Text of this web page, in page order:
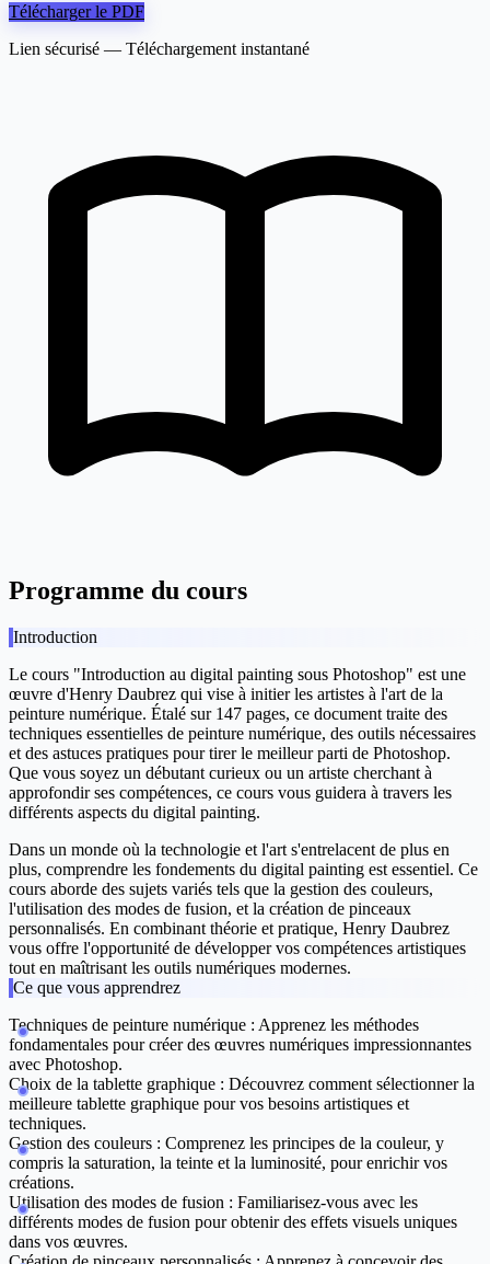
Télécharger le PDF
Lien sécurisé — Téléchargement instantané
Programme du cours
Introduction
Le cours "Introduction au digital painting sous Photoshop" est une
œuvre d'Henry Daubrez qui vise à initier les artistes à l'art de la
peinture numérique. Étalé sur 147 pages, ce document traite des
techniques essentielles de peinture numérique, des outils nécessaires
et des astuces pratiques pour tirer le meilleur parti de Photoshop.
Que vous soyez un débutant curieux ou un artiste cherchant à
approfondir ses compétences, ce cours vous guidera à travers les
différents aspects du digital painting.
Dans un monde où la technologie et l'art s'entrelacent de plus en
plus, comprendre les fondements du digital painting est essentiel. Ce
cours aborde des sujets variés tels que la gestion des couleurs,
l'utilisation des modes de fusion, et la création de pinceaux
personnalisés. En combinant théorie et pratique, Henry Daubrez
vous offre l'opportunité de développer vos compétences artistiques
tout en maîtrisant les outils numériques modernes.
Ce que vous apprendrez
Techniques de peinture numérique : Apprenez les méthodes
fondamentales pour créer des œuvres numériques impressionnantes
avec Photoshop.
Choix de la tablette graphique : Découvrez comment sélectionner la
meilleure tablette graphique pour vos besoins artistiques et
techniques.
Gestion des couleurs : Comprenez les principes de la couleur, y
compris la saturation, la teinte et la luminosité, pour enrichir vos
créations.
Utilisation des modes de fusion : Familiarisez-vous avec les
différents modes de fusion pour obtenir des effets visuels uniques
dans vos œuvres.